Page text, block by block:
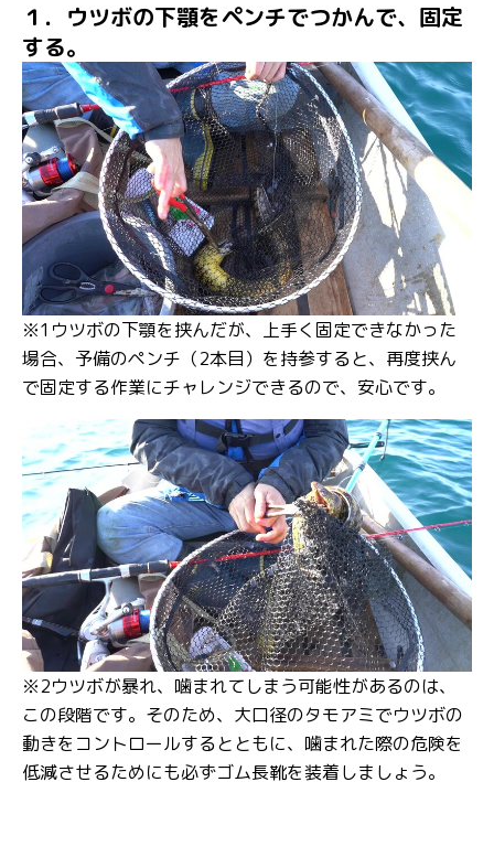
１．ウツボの下顎をペンチでつかんで、固定
する。
※1ウツボの下顎を挟んだが、上手く固定できなかった
場合、予備のペンチ（2本目）を持参すると、再度挟ん
で固定する作業にチャレンジできるので、安心です。
※2ウツボが暴れ、噛まれてしまう可能性があるのは、
この段階です。そのため、大口径のタモアミでウツボの
動きをコントロールするとともに、噛まれた際の危険を
低減させるためにも必ずゴム長靴を装着しましょう。